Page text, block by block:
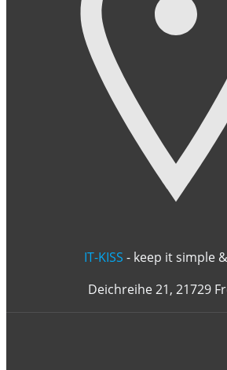
IT-KISS - keep it simple
Deichreihe 21, 21729